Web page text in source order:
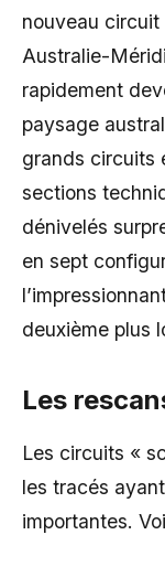
nouveau circuit
Australie-
rapidement
paysage
grands circuits
sections
dénivelés
en sept
deuxième plus
Les
Les circuits «
les tracés
importantes.